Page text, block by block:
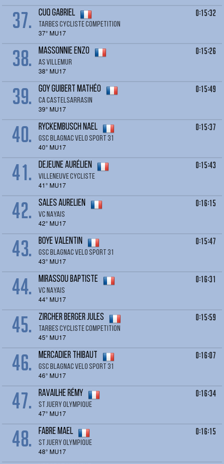
37. CUQ Gabriel
TARBES CYCLISTE COMPETITION
37° MU17
0:15:32
38. MASSONNIE Enzo
AS VILLEMUR
38° MU17
0:15:26
39. GOY GUIBERT Mathéo
CA CASTELSARRASIN
39° MU17
0:15:49
40. RYCKEMBUSCH Nael
GSC BLAGNAC VELO SPORT 31
40° MU17
0:15:37
41. DEJEUNE Aurélien
VILLENEUVE CYCLISTE
41° MU17
0:15:43
42. SALES Aurelien
VC NAYAIS
42° MU17
0:16:15
43. BOYE Valentin
GSC BLAGNAC VELO SPORT 31
43° MU17
0:15:47
44. MIRASSOU Baptiste
VC NAYAIS
44° MU17
0:16:31
45. ZIRCHER BERGER Jules
TARBES CYCLISTE COMPETITION
45° MU17
0:15:59
46. MERCADIER Thibaut
GSC BLAGNAC VELO SPORT 31
46° MU17
0:16:07
47. RAVAILHE Rémy
ST JUERY OLYMPIQUE
47° MU17
0:16:34
48. FABRE Mael
ST JUERY OLYMPIQUE
48° MU17
0:16:15